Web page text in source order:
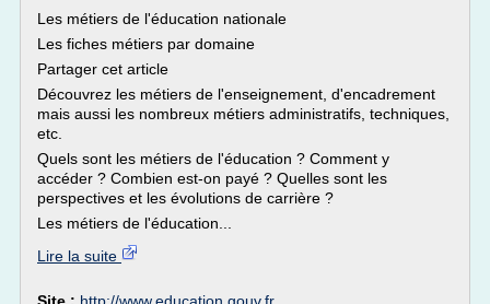
Les métiers de l'éducation nationale
Les fiches métiers par domaine
Partager cet article
Découvrez les métiers de l'enseignement, d'encadrement
mais aussi les nombreux métiers administratifs, techniques,
etc.
Quels sont les métiers de l'éducation ? Comment y
accéder ? Combien est-on payé ? Quelles sont les
perspectives et les évolutions de carrière ?
Les métiers de l'éducation...
Lire la suite